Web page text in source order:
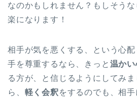
なのかもしれません？もしそう
楽になります！
相手が気を悪くする、という心
手を尊重するなら、きっと 温か
る方が、と信じるようにしてみ
ら、 軽く会釈をするのでも、相